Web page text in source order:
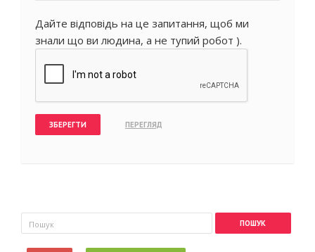
Дайте відповідь на це запитання, щоб ми
знали що ви людина, а не тупий робот ).
Пошукова форма
Пошук